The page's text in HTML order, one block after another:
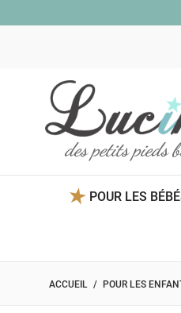
des petits pieds
POUR LES
ACCUEIL POUR LES